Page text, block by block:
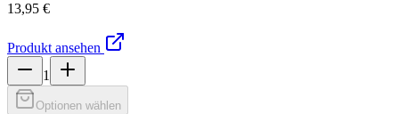
13,95 €
Produkt ansehen
1
Optionen wählen